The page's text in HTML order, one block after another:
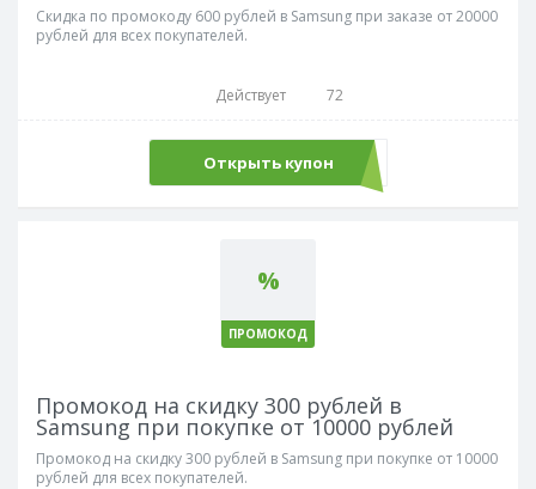
Скидка по промокоду 600 рублей в Samsung при заказе от 20000
рублей для всех покупателей.
Действует 72
Открыть купон
welcome600
%
ПРОМОКОД
Промокод на скидку 300 рублей в
Samsung при покупке от 10000 рублей
Промокод на скидку 300 рублей в Samsung при покупке от 10000
рублей для всех покупателей.